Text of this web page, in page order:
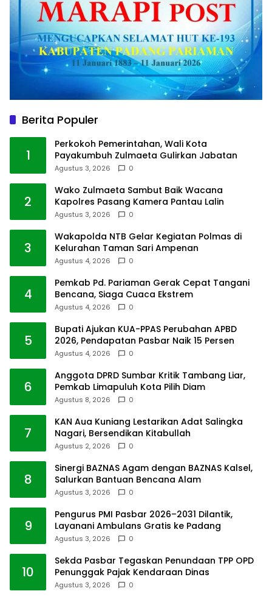
Berita Populer
1
Perkokoh Pemerintahan, Wali Kota
Payakumbuh Zulmaeta Gulirkan Jabatan
Agustus 3, 2026 0
2
Wako Zulmaeta Sambut Baik Wacana
Kapolres Pasang Kamera Pantau Lalin
Agustus 3, 2026 0
3
Wakapolda NTB Gelar Kegiatan Polmas di
Kelurahan Taman Sari Ampenan
Agustus 4, 2026 0
4
Pemkab Pd. Pariaman Gerak Cepat Tangani
Bencana, Siaga Cuaca Ekstrem
Agustus 4, 2026 0
5
Bupati Ajukan KUA-PPAS Perubahan APBD
2026, Pendapatan Pasbar Naik 15 Persen
Agustus 4, 2026 0
6
Anggota DPRD Sumbar Kritik Tambang Liar,
Pemkab Limapuluh Kota Pilih Diam
Agustus 8, 2026 0
7
KAN Aua Kuniang Lestarikan Adat Salingka
Nagari, Bersendikan Kitabullah
Agustus 2, 2026 0
8
Sinergi BAZNAS Agam dengan BAZNAS Kalsel,
Salurkan Bantuan Bencana Alam
Agustus 3, 2026 0
9
Pengurus PMI Pasbar 2026–2031 Dilantik,
Layanani Ambulans Gratis ke Padang
Agustus 3, 2026 0
10
Sekda Pasbar Tegaskan Penundaan TPP OPD
Penunggak Pajak Kendaraan Dinas
Agustus 3, 2026 0